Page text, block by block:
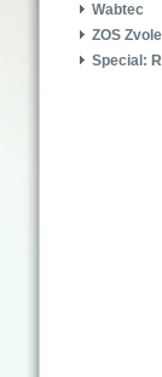
Wabtec
ZOS
Special: